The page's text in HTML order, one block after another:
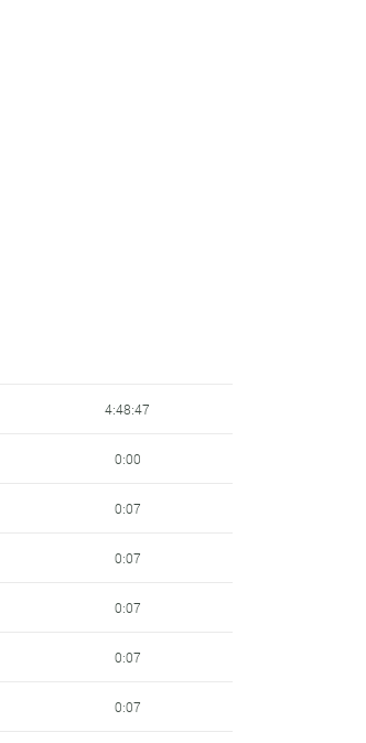
4:48:47
0:00
0:07
0:07
0:07
0:07
0:07